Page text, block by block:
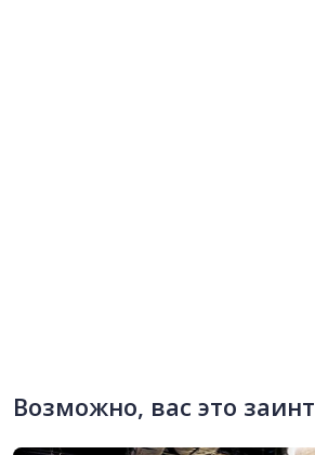
Возможно, вас это